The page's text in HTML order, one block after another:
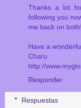
Thanks a lot
following you
me back on
Have a
Charu
http://
Responder
Respuestas